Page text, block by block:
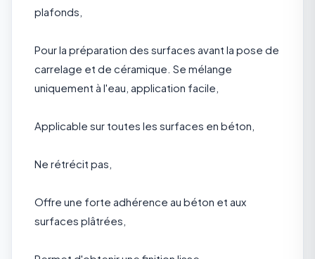
plafonds,
Pour la préparation des surfaces avant la pose de
carrelage et de céramique. Se mélange
uniquement à l'eau, application facile,
Applicable sur toutes les surfaces en béton,
Ne rétrécit pas,
Offre une forte adhérence au béton et aux
surfaces plâtrées,